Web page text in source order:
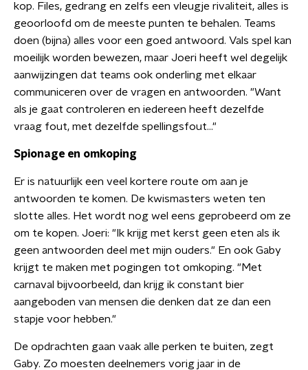
kop. Files, gedrang en zelfs een vleugje rivaliteit, alles is
geoorloofd om de meeste punten te behalen. Teams
doen (bijna) alles voor een goed antwoord. Vals spel kan
moeilijk worden bewezen, maar Joeri heeft wel degelijk
aanwijzingen dat teams ook onderling met elkaar
communiceren over de vragen en antwoorden. "Want
als je gaat controleren en iedereen heeft dezelfde
vraag fout, met dezelfde spellingsfout..."
Spionage en omkoping
Er is natuurlijk een veel kortere route om aan je
antwoorden te komen. De kwismasters weten ten
slotte alles. Het wordt nog wel eens geprobeerd om ze
om te kopen. Joeri: "Ik krijg met kerst geen eten als ik
geen antwoorden deel met mijn ouders." En ook Gaby
krijgt te maken met pogingen tot omkoping. "Met
carnaval bijvoorbeeld, dan krijg ik constant bier
aangeboden van mensen die denken dat ze dan een
stapje voor hebben."
De opdrachten gaan vaak alle perken te buiten, zegt
Gaby. Zo moesten deelnemers vorig jaar in de